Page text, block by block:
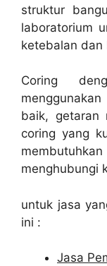
struktur
laboratorium
ketebalan
Coring
baik, getaran
coring yang
menghubungi
untuk jasa
ini :
Jasa